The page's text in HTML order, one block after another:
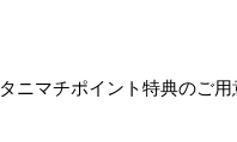
ニマチポイント特典のご用